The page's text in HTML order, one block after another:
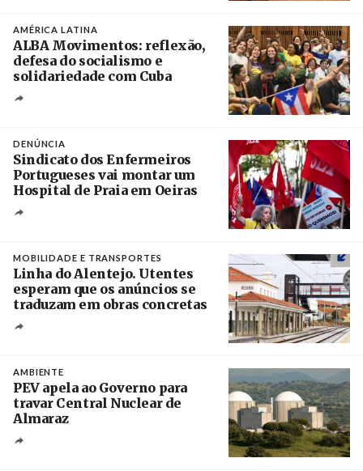
AMÉRICA LATINA
ALBA Movimentos: reflexão,
defesa do socialismo e
solidariedade com Cuba
DENÚNCIA
Sindicato dos Enfermeiros
Portugueses vai montar um
Hospital de Praia em Oeiras
MOBILIDADE E TRANSPORTES
Linha do Alentejo. Utentes
esperam que os anúncios se
traduzam em obras concretas
AMBIENTE
PEV apela ao Governo para
travar Central Nuclear de
Almaraz